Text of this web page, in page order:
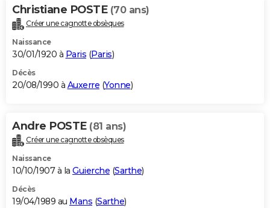
Christiane POSTE (70 ans)
Créer une cagnotte obsèques
Naissance
30/01/1920 à Paris (Paris)
Décès
20/08/1990 à Auxerre (Yonne)
Andre POSTE (81 ans)
Créer une cagnotte obsèques
Naissance
10/10/1907 à la Guierche (Sarthe)
Décès
19/04/1989 au Mans (Sarthe)